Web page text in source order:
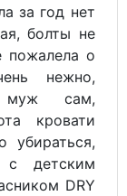
за год нет
болты не
пожалела о
нежно,
муж сам,
кровати
убираться,
с детским
DRY